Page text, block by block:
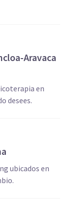
Aravaca
en
desees.
ubicados en